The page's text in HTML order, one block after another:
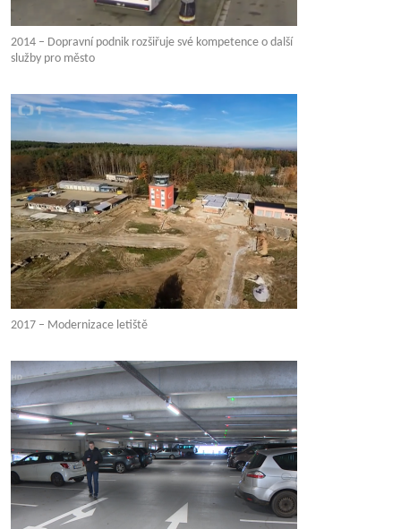
2014 – Dopravní podnik rozšiřuje své kompetence o další
služby pro město
2017 – Modernizace letiště